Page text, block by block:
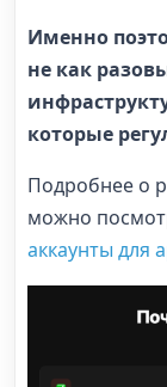
Именно
не как
которые
Подробнее о
можно
аккаунты для